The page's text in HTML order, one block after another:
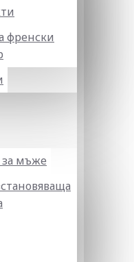
френски
за мъже